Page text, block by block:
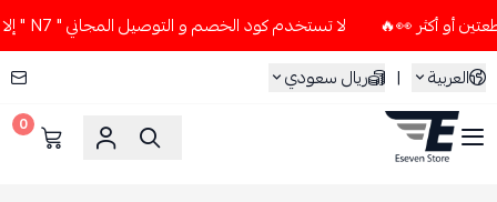
لا تستخدم كود الخصم و التوصيل المجاني " N7 " إلا إذا طلبت قطعتين أو أكثر 👀🔥
العربية
| ريال سعودي
ESEVEN STORE
0